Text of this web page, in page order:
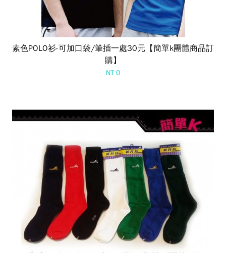
素色POLO衫-可加口袋/筆插一處30元【簡單k團體商品訂
購】
NT 0